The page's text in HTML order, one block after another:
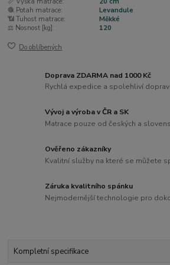
🧶 Potah matrace:
Levandule
📶 Tuhost matrace:
Měkké
⚖️ Nosnost [kg]:
120
Do oblíbených
Doprava ZDARMA nad 1000 Kč
Rychlá expedice a spolehliví
Vývoj a výroba v ČR a SK
Matrace pouze od českých a
Ověřeno zákazníky
Kvalitní služby na které se můžete
Záruka kvalitního spánku
Nejmodernější technologie pro
Kompletní specifikace